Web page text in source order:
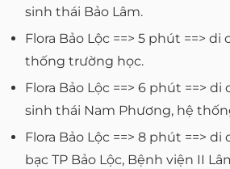
sinh thái Bảo Lâm.
Flora Bảo Lộc ==> 5 phút ==>
thống trường học.
Flora Bảo Lộc ==> 6 phút ==>
sinh thái Nam Phương, hệ
Flora Bảo Lộc ==> 8 phút ==>
bạc TP Bảo Lộc, Bệnh viện II